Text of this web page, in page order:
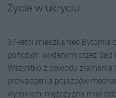
Życie w ukryciu
37-letni mieszkaniec Bytomia
gończym wydanym przez Sąd
Wszystko z powodu
prowadzenia pojazdów
wyrokiem, mężczyzna miał